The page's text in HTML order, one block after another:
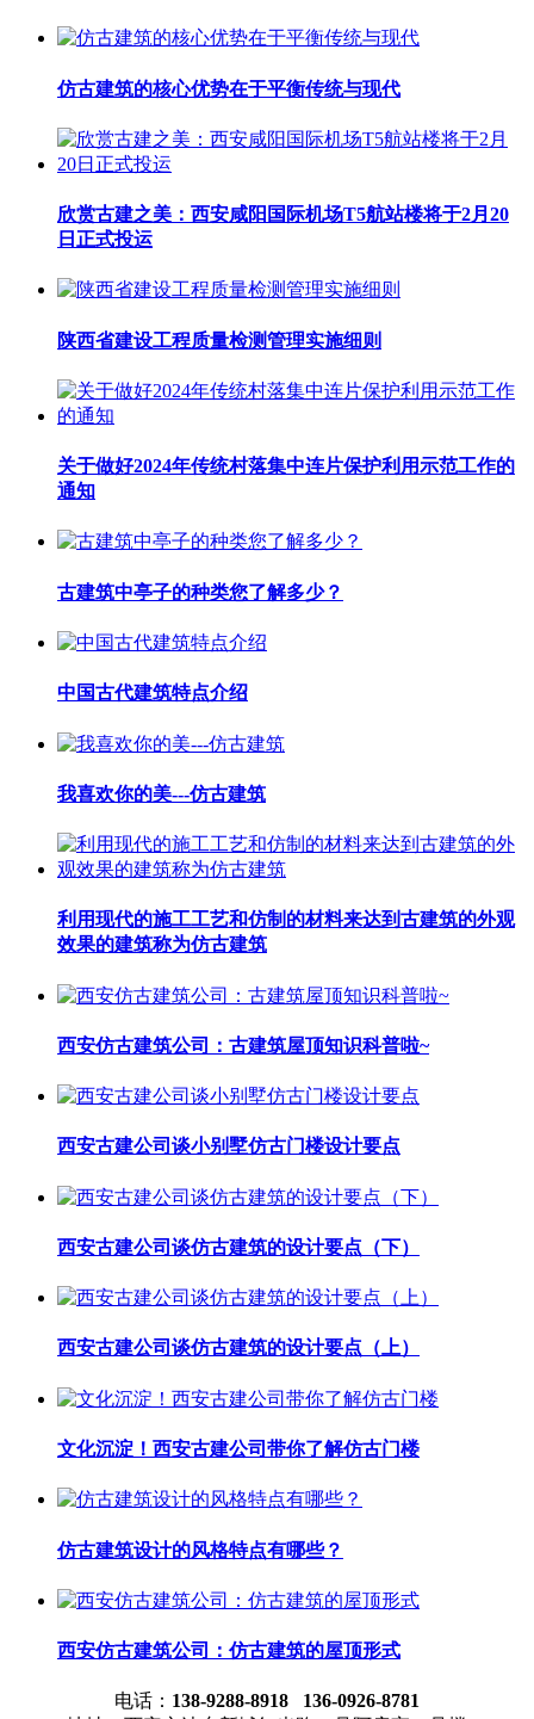
仿古建筑的核心优势在于平衡传统与现代
欣赏古建之美：西安咸阳国际机场T5航站楼将于2月20
日正式投运
陕西省建设工程质量检测管理实施细则
关于做好2024年传统村落集中连片保护利用示范工作的
通知
古建筑中亭子的种类您了解多少？
中国古代建筑特点介绍
我喜欢你的美---仿古建筑
利用现代的施工工艺和仿制的材料来达到古建筑的外观
效果的建筑称为仿古建筑
西安仿古建筑公司：古建筑屋顶知识科普啦~
西安古建公司谈小别墅仿古门楼设计要点
西安古建公司谈仿古建筑的设计要点（下）
西安古建公司谈仿古建筑的设计要点（上）
文化沉淀！西安古建公司带你了解仿古门楼
仿古建筑设计的风格特点有哪些？
西安仿古建筑公司：仿古建筑的屋顶形式
电话： 138-9288-8918 136-0926-8781